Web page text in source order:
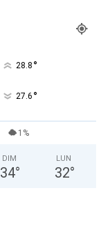
28.8 °
27.6 °
1%
DIM
34°
LUN
32°